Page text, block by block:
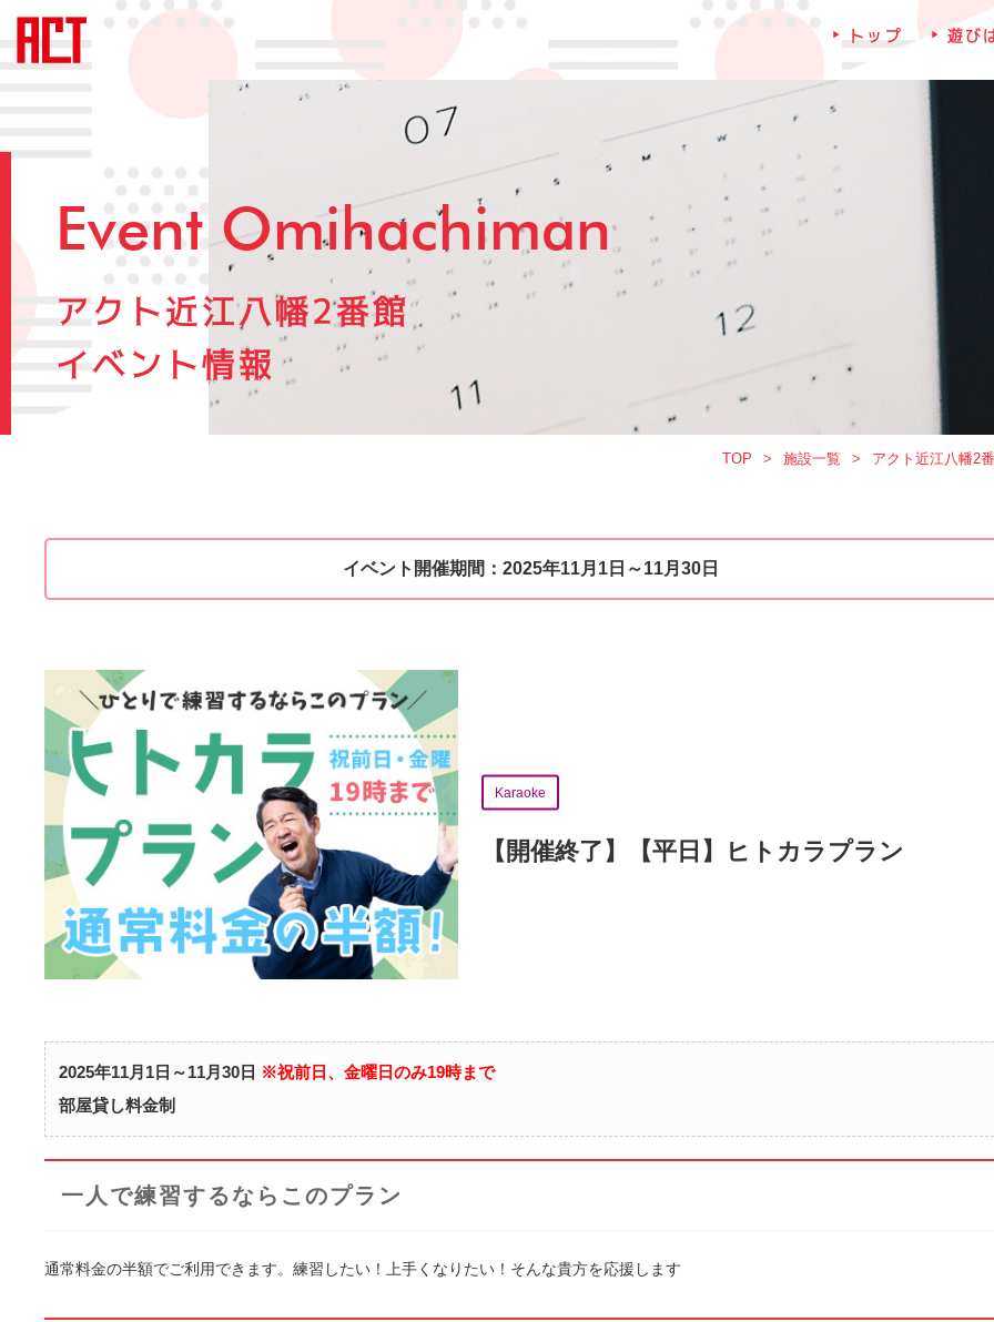
トップ 遊び
Event Omihachiman
アクト近江八幡2番館
イベント情報
TOP 施設一覧 アクト近江八幡2
イベント開催期間： 2025年11月1日～11月30日
Karaoke
【開催終了】 【平日】ヒトカラプラン
2025年11月1日～11月30日 ※祝前日、金曜日のみ19時まで
部屋貸し料金制
一人で練習するならこのプラン
通常料金の半額でご利用できます。練習したい！上手くなりたい！そんな貴方を応援します